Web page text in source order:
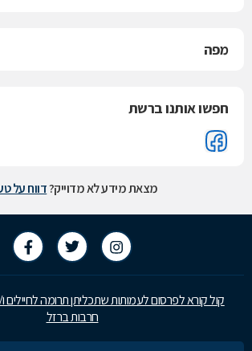
מפה
חפשו אותנו ברשת
מצאת מידע לא מדוייק?דווח על
קול קורא לפרסום לעמותות שתכליתן תרומה
חרבות ברזל